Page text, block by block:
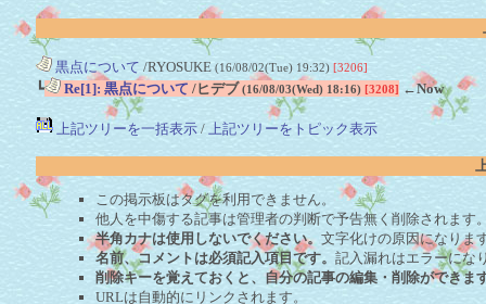
黒点について /RYOSUKE (16/08/02(Tue) 19:32) [3206]
┗ Re[1]: 黒点について /ヒデブ(16/08/03(Wed) 18:16) [3208] ←Now
上記ツリーを一括表示/ 上記ツリーをトピック表示
この掲示板はタグを利用できません。
他人を中傷する記事は管理者の判断で予告無く削除されます
半角カナは使用しないでください。 文字化けの原因になりま
名前、コメントは必須記入項目です。 記入漏れはエラーにな
削除キーを覚えておくと、自分の記事の編集・削除ができま
URLは自動的にリンクされます。